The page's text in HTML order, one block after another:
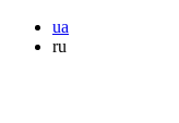
ua
ru